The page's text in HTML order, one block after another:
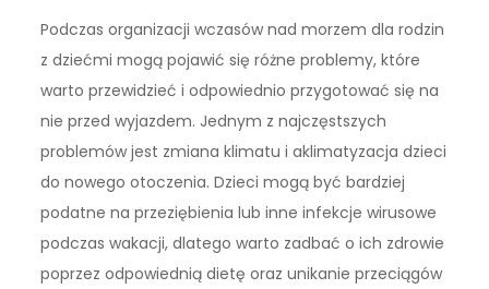
Podczas organizacji wczasów nad morzem dla rodzin
z dziećmi mogą pojawić się różne problemy, które
warto przewidzieć i odpowiednio przygotować się na
nie przed wyjazdem. Jednym z najczęstszych
problemów jest zmiana klimatu i aklimatyzacja dzieci
do nowego otoczenia. Dzieci mogą być bardziej
podatne na przeziębienia lub inne infekcje wirusowe
podczas wakacji, dlatego warto zadbać o ich zdrowie
poprzez odpowiednią dietę oraz unikanie przeciągów